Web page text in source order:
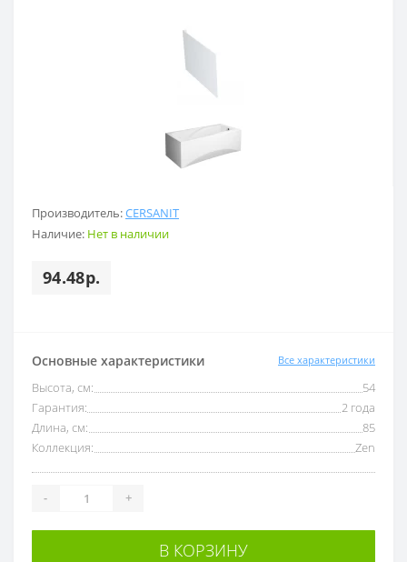
Производитель:CERSANIT
Наличие: Нет в наличии
94.48р.
Основные характеристики Все характеристики
Высота, см:
54
Гарантия:
2 года
Длина, см:
85
Коллекция:
Zen
- +
В КОРЗИНУ